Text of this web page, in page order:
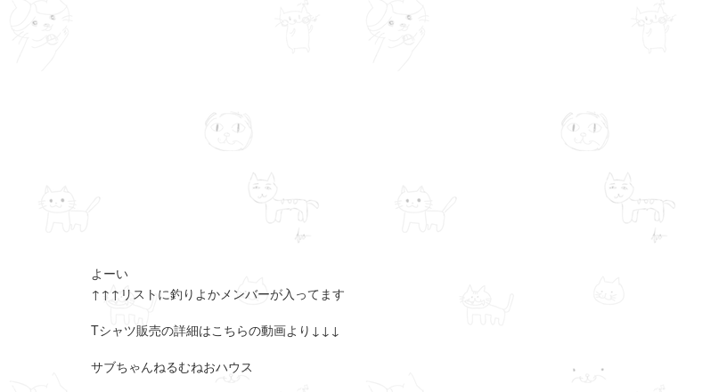
よーい
↑↑↑リストに釣りよかメンバーが入ってます
Tシャツ販売の詳細はこちらの動画より↓↓↓
サブちゃんねるむねおハウス